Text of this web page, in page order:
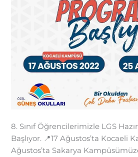
8. Sınıf Öğrencilerimizle LGS
Başlıyor. 📍17 Ağustos’ta Kocaeli
Ağustos’ta Sakarya